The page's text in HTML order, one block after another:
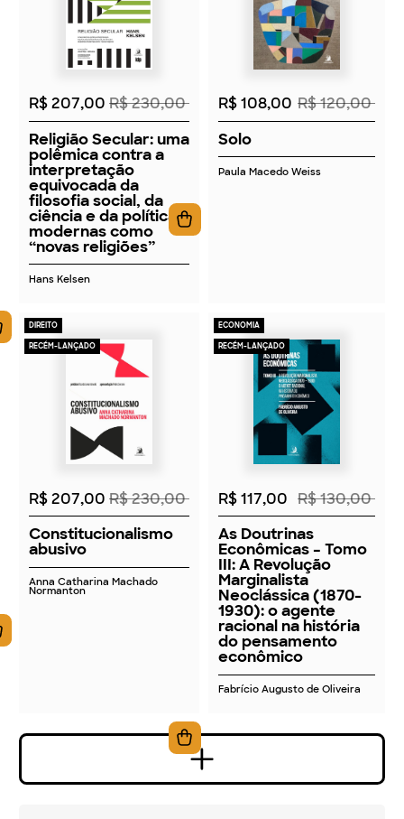
2026
R$ 207,00 R$ 230,00
Religião Secular: uma
polêmica contra a
interpretação
equivocada da
filosofia social, da
ciência e da política
modernas como
“novas religiões”
Hans Kelsen
2026
R$ 108,00 R$ 120,00
Solo
Paula Macedo Weiss
DIREITO
RECÉM-LANÇADO
2026
R$ 207,00 R$ 230,00
Constitucionalismo
abusivo
Anna Catharina Machado
Normanton
ECONOMIA
RECÉM-LANÇADO
2026
R$ 117,00 R$ 130,00
As Doutrinas
Econômicas – Tomo
III: A Revolução
Marginalista
Neoclássica (1870-
1930): o agente
racional na história
do pensamento
econômico
Fabrício Augusto de Oliveira